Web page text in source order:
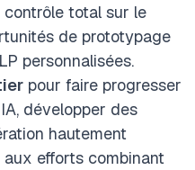
contrôle total sur le
de prototypage
personnalisées.
pour faire progresser
développer des
hautement
efforts combinant